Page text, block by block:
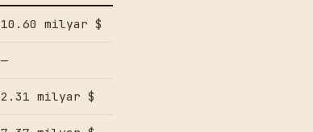
10.60 milyar $
—
2.31 milyar $